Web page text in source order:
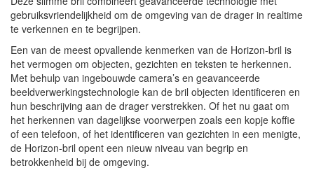
gebruiksvriendelijkheid om de omgeving van de drager in realtime
te verkennen en te begrijpen.
Een van de meest opvallende kenmerken van de Horizon-bril is
het vermogen om objecten, gezichten en teksten te herkennen.
Met behulp van ingebouwde camera’s en geavanceerde
beeldverwerkingstechnologie kan de bril objecten identificeren en
hun beschrijving aan de drager verstrekken. Of het nu gaat om
het herkennen van dagelijkse voorwerpen zoals een kopje koffie
of een telefoon, of het identificeren van gezichten in een menigte,
de Horizon-bril opent een nieuw niveau van begrip en
betrokkenheid bij de omgeving.